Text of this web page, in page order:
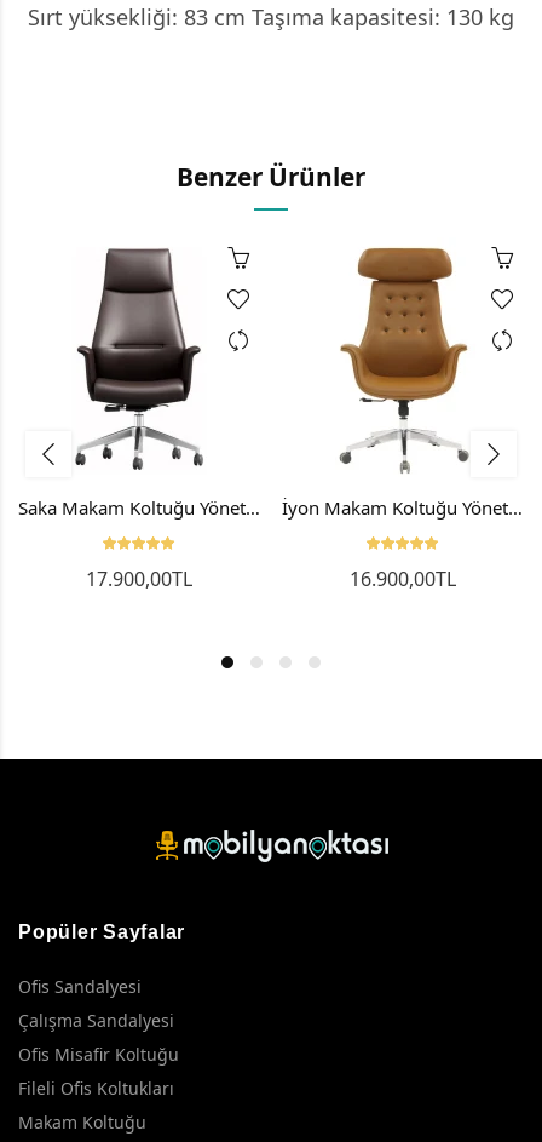
Sırt yüksekliği: 83 cm Taşıma kapasitesi: 130 kg
Benzer Ürünler
Saka Makam Koltuğu Yönetici Koltuğu Müdür Koltuğu
17.900,00TL
İyon Makam Koltuğu Yönetici Koltuğu Patron Sandalyesi
16.900,00TL
Popüler Sayfalar
Ofis Sandalyesi
Çalışma Sandalyesi
Ofis Misafir Koltuğu
Fileli Ofis Koltukları
Makam Koltuğu